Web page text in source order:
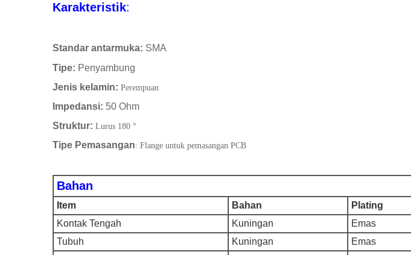
Karakteristik:
Standar antarmuka: SMA
Tipe: Penyambung
Jenis kelamin: Perempuan
Impedansi: 50 Ohm
Struktur: Lurus 180 °
Tipe Pemasangan: Flange untuk pemasangan PCB
Bahan
Item Bahan
Plating
Kontak Tengah
Kuningan
Emas
Tubuh
Kuningan
Emas